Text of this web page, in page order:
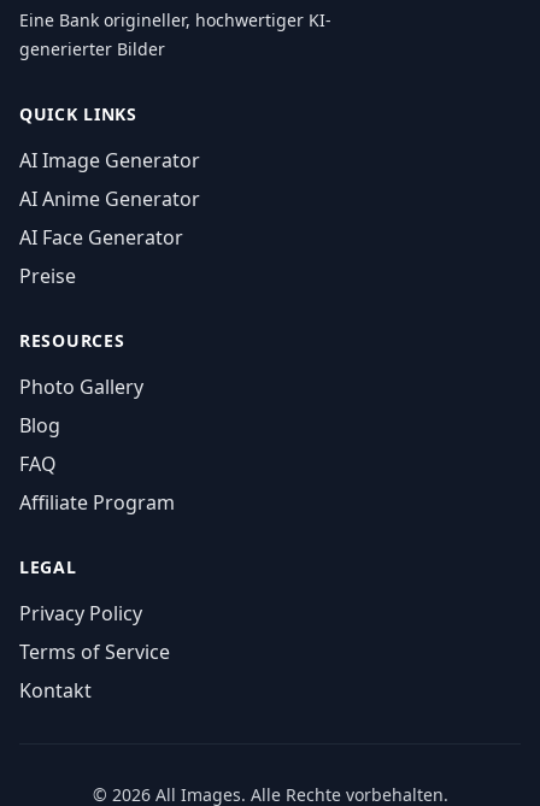
Eine Bank origineller, hochwertiger KI-
generierter Bilder
QUICK LINKS
AI Image Generator
AI Anime Generator
AI Face Generator
Preise
RESOURCES
Photo Gallery
Blog
FAQ
Affiliate Program
LEGAL
Privacy Policy
Terms of Service
Kontakt
© 2026 All Images. Alle Rechte vorbehalten.